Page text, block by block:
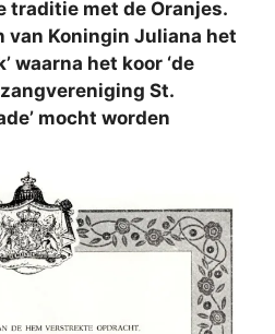
traditie met de Oranjes.
van Koningin Juliana het
waarna het koor ‘de
St.
mocht worden